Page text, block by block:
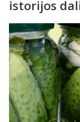
istorijos